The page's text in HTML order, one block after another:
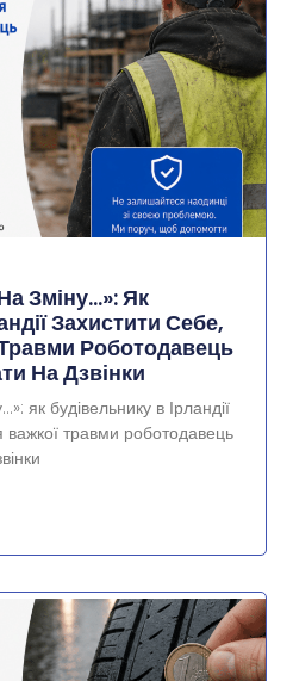
Зміну…»: Як
Захистити Себе,
Роботодавець
На Дзвінки
як будівельнику в Ірландії
важкої травми роботодавець